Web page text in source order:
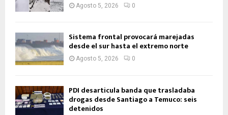
Agosto 5, 2026 0
Sistema frontal provocará marejadas
desde el sur hasta el extremo norte
Agosto 5, 2026 0
PDI desarticula banda que trasladaba
drogas desde Santiago a Temuco: seis
detenidos